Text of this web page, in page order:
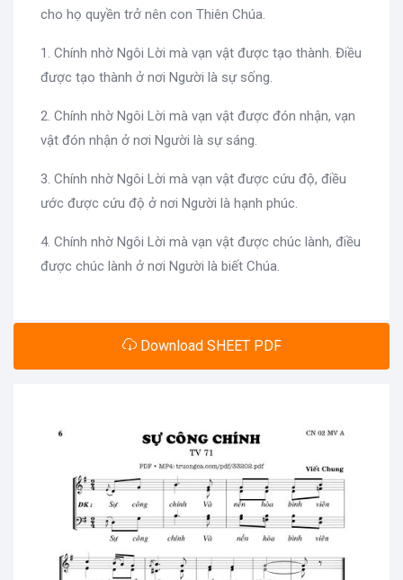
cho họ quyền trở nên con Thiên Chúa.
1. Chính nhờ Ngôi Lời mà vạn vật được tạo thành. Điều
được tạo thành ở nơi Người là sự sống.
2. Chính nhờ Ngôi Lời mà vạn vật được đón nhận, vạn
vật đón nhận ở nơi Người là sự sáng.
3. Chính nhờ Ngôi Lời mà vạn vật được cứu độ, điều
ước được cứu độ ở nơi Người là hạnh phúc.
4. Chính nhờ Ngôi Lời mà vạn vật được chúc lành, điều
được chúc lành ở nơi Người là biết Chúa.
Download SHEET PDF